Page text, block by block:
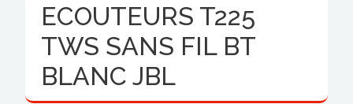
ECOUTEURS T225
TWS SANS FIL BT
BLANC JBL